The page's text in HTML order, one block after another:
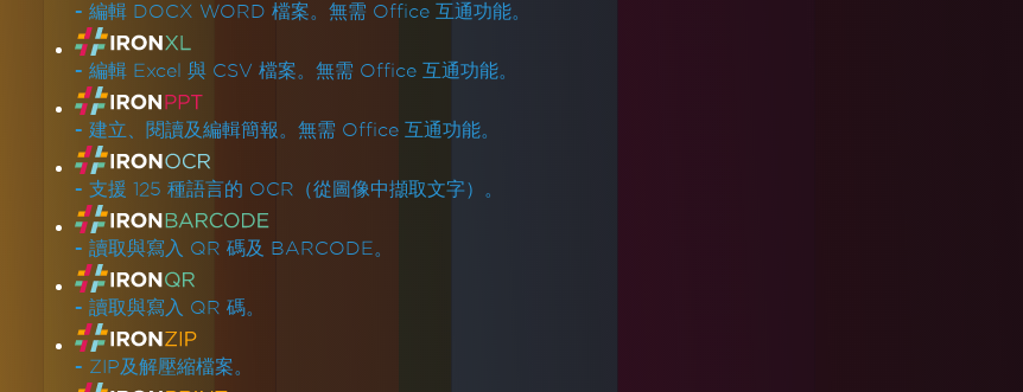
- 編輯 DOCX WORD 檔案。無需 Office 互通功能。
- 編輯 Excel 與 CSV 檔案。無需 Office 互通功能。
- 建立、閱讀及編輯簡報。無需 Office 互通功能。
- 支援 125 種語言的 OCR（從圖像中擷取文字）。
- 讀取與寫入 QR 碼及 BARCODE。
- 讀取與寫入 QR 碼。
- ZIP及解壓縮檔案。